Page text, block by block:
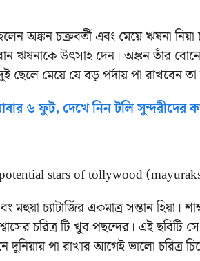
অঙ্কন চক্রবর্তী এবং মেয়ে ঋষনা নিয়া
ঋষনাকে উৎসাহ দেন। অঙ্কন তাঁর
ছেলে মেয়ে যে বড় পর্দায় পা রাখবেন
ফুট, দেখে নিন টলি সুন্দরীদের
মহুয়া চ্যাটার্জির একমাত্র সন্তান হিয়া।
চরিত্র টি খুব পছন্দের। এই ছবিটি
পা রাখার আগেই ভালো চরিত্র